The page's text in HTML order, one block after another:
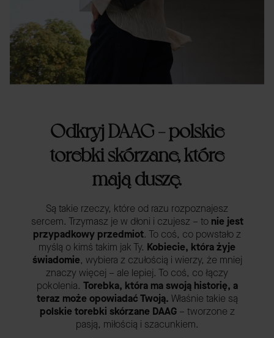
Odkryj DAAG – polskie
torebki skórzane, które
mają duszę.
Są takie rzeczy, które od razu rozpoznajesz
sercem. Trzymasz je w dłoni i czujesz – to nie jest
przypadkowy przedmiot. To coś, co powstało z
myślą o kimś takim jak Ty. Kobiecie, która żyje
świadomie, wybiera z czułością i wierzy, że mniej
znaczy więcej – ale lepiej. To coś, co łączy
pokolenia. Torebka, która ma swoją historię, a
teraz może opowiadać Twoją. Właśnie takie są
polskie torebki skórzane DAAG– tworzone z
pasją, miłością i szacunkiem.